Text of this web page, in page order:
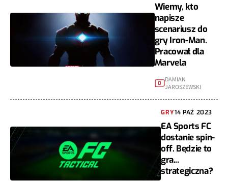
Wiemy, kto
napisze
scenariusz do
gry Iron-Man.
Pracował dla
Marvela
0 DAMIAN
JAROSZEWSKI
GRY14 PAŹ 2023
EA Sports FC
dostanie spin-
off. Będzie to
gra...
strategiczna?